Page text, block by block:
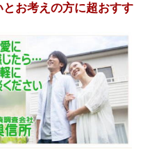
お考えの方に超おすす